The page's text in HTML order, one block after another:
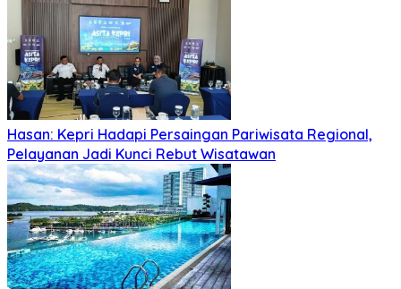
Hasan: Kepri Hadapi Persaingan Pariwisata Regional,
Pelayanan Jadi Kunci Rebut Wisatawan